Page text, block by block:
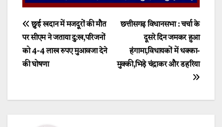
Post
navigation
छत्तीसगढ़ विधानसभा : चर्चा के
दूसरे दिन जमकर हुआ
हंगामा,विधायकों में धक्का-
मुक्की,भिड़े चंद्राकर और डहरिया
छुई खदान में मजदूरों की मौत
पर सीएम ने जताया दु:ख,परिजनों
को 4-4 लाख रुपए मुआवजा देने
की घोषणा